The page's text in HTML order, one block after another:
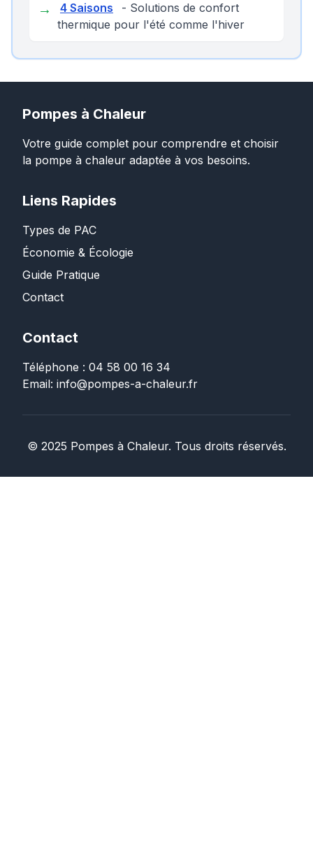
→ 4 Saisons
- Solutions de confort
thermique pour l'été comme l'hiver
Pompes à Chaleur
Votre guide complet pour comprendre et choisir
la pompe à chaleur adaptée à vos besoins.
Liens Rapides
Types de PAC
Économie & Écologie
Guide Pratique
Contact
Contact
Téléphone : 04 58 00 16 34
Email: info@pompes-a-chaleur.fr
© 2025 Pompes à Chaleur. Tous droits réservés.